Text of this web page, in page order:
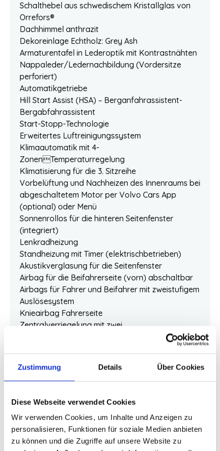
Zustimmung Details Über Cookies
Diese Webseite verwendet Cookies
Wir verwenden Cookies, um Inhalte und Anzeigen zu
personalisieren, Funktionen für soziale Medien anbieten
zu können und die Zugriffe auf unsere Website zu
Schalthebel aus schwedischem Kristallglas von
Orrefors®
Dachhimmel anthrazit
Dekoreinlage Echtholz: Grey Ash
Armaturentafel in Lederoptik mit Kontrastnähten
Nappaleder/Ledernachbildung (Vordersitze
perforiert)
Automatikgetriebe
Hill Start Assist (HSA) – Berganfahrassistent-
Bergabfahrassistent
Start-Stopp-Technologie
Erweitertes Luftreinigungssystem
Klimaautomatik mit 4-
ZonenTemperaturregelung
Klimatisierung für die 3. Sitzreihe
Vorbelüftung und Nachheizen des Innenraums bei
abgeschaltetem Motor per Volvo Cars App
(optional) oder Menü
Sonnenrollos für die hinteren Seitenfenster
(integriert)
Lenkradheizung
Standheizung mit Timer (elektrischbetrieben)
Akustikverglasung für die Seitenfenster
Airbag für die Beifahrerseite (vorn) abschaltbar
Airbags für Fahrer und Beifahrer mit zweistufigem
Auslösesystem
Knieairbag Fahrerseite
Zentralverriegelung mit zwei
Kindersitz im mittleren Fondsitz (2. Sitzreihe)
integriert
Seitenairbags für Fahrer und Beifahrer
Intelligentes Fahrer-Informationssystem (IDIS)
ISOFIX-Aufnahmen für die äußeren Fondsitze
Aktiv-Sicherheitsgurte mit Gurtstraffer